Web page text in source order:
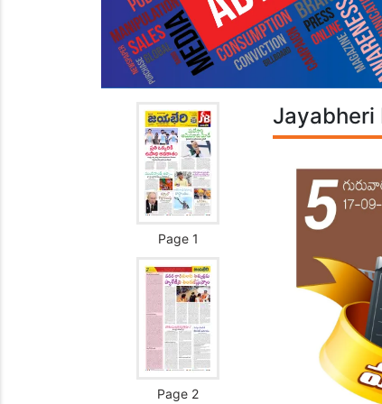
Page 1
Page 2
Jayabheri